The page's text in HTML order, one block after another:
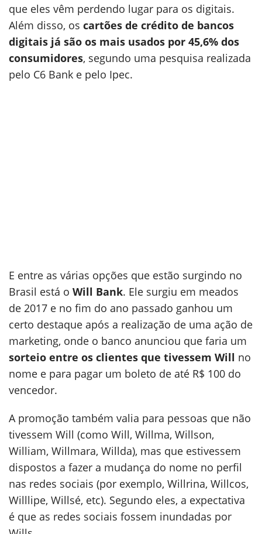
que eles vêm perdendo lugar para os digitais.
Além disso, os cartões de crédito de bancos
digitais já são os mais usados por 45,6% dos
consumidores, segundo uma pesquisa realizada
pelo C6 Bank e pelo Ipec.
E entre as várias opções que estão surgindo no
Brasil está o Will Bank. Ele surgiu em meados
de 2017 e no fim do ano passado ganhou um
certo destaque após a realização de uma ação de
marketing, onde o banco anunciou que faria um
sorteio entre os clientes que tivessem Will no
nome e para pagar um boleto de até R$ 100 do
vencedor.
A promoção também valia para pessoas que não
tivessem Will (como Will, Willma, Willson,
William, Willmara, Willda), mas que estivessem
dispostos a fazer a mudança do nome no perfil
nas redes sociais (por exemplo, Willrina, Willcos,
Willlipe, Willsé, etc). Segundo eles, a expectativa
é que as redes sociais fossem inundadas por